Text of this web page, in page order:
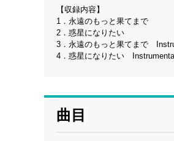
【収録内容】
1．永遠のもっと果てまで
2．惑星になりたい
3．永遠のもっと果てまで
4．惑星になりたい
曲目